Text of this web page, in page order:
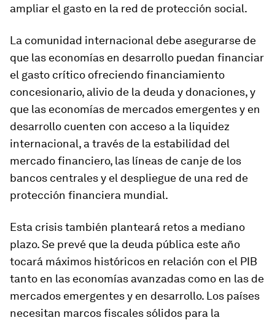
ampliar el gasto en la red de protección social.
La comunidad internacional debe asegurarse de
que las economías en desarrollo puedan financiar
el gasto crítico ofreciendo financiamiento
concesionario, alivio de la deuda y donaciones, y
que las economías de mercados emergentes y en
desarrollo cuenten con acceso a la liquidez
internacional, a través de la estabilidad del
mercado financiero, las líneas de canje de los
bancos centrales y el despliegue de una red de
protección financiera mundial.
Esta crisis también planteará retos a mediano
plazo. Se prevé que la deuda pública este año
tocará máximos históricos en relación con el PIB
tanto en las economías avanzadas como en las de
mercados emergentes y en desarrollo. Los países
necesitan marcos fiscales sólidos para la